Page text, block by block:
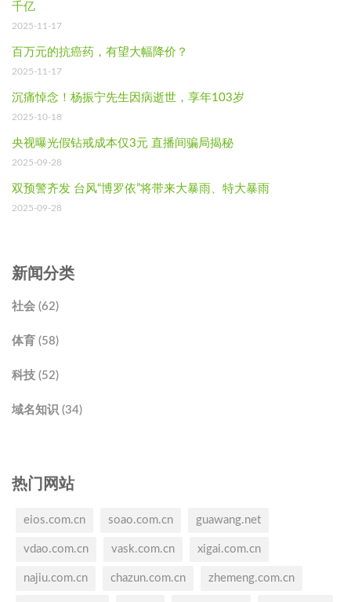
千亿
2025-11-17
百万元的抗癌药，有望大幅降价？
2025-11-17
沉痛悼念！杨振宁先生因病逝世，享年103岁
2025-10-18
央视曝光假钻戒成本仅3元 直播间骗局揭秘
2025-09-28
双预警齐发 台风“博罗依”将带来大暴雨、特大暴雨
2025-09-28
新闻分类
社会 (62)
体育 (58)
科技 (52)
域名知识 (34)
热门网站
eios.com.cn soao.com.cn guawang.net
vdao.com.cn vask.com.cn xigai.com.cn
najiu.com.cn chazun.com.cn zhemeng.com.cn